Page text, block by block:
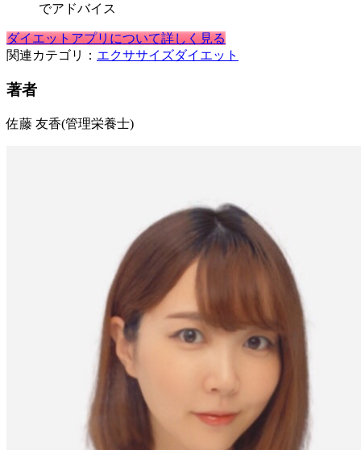
でアドバイス
ダイエットアプリについて詳しく見る
関連カテゴリ： エクササイズダイエット
著者
佐藤 友香(管理栄養士)